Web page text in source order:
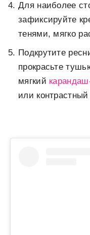
Для наиболее
зафиксируйте
тенями, мягко
Подкрутите
прокрасьте
мягкий
или